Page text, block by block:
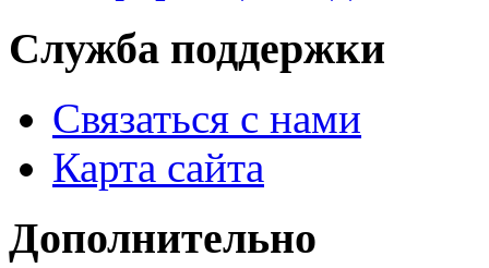
Служба поддержки
Связаться с нами
Карта сайта
Дополнительно